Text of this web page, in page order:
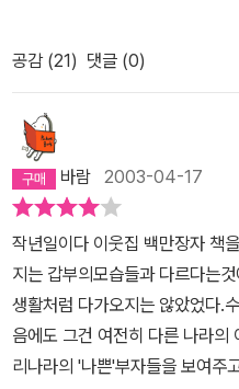
하지 못한다. 나의 땀과 열정!
이다. 재산을 대물림(이부분은
는 일이다. 내 자식들과 주위의
는것을 가르쳐 주는것이 부자
는 마지막이 행복한 부자가 될
이 될지는 모르지만, 첨언하는
된 부자가 진정한 부자이다.
아이들은 상종도 안하는 대목에
분노감이 조금 들었다. 이책을 읽으면서 부자들은 돈을 해외에 쏟아
붇고 있다는 것을 강하게 느꼈다
최대한 아끼려고 하면서도, 해외
은 품질을 높이기 위한 것이라면
진 아니더라도 서슴없이 사는 듯
물건을 조금 비싸게 사게 된다면
건 아끼면서 해외에는 마구 돈을
군림한다는 것도 충격적이다. 지
기 위한 것이었다니... 앞으로는
이 들었다. 이책의 머릿말에서 나왔듯이, 부자들의 생활이 모두 나쁘
지는 않더라도 역시 난 부자에대
공감 (21) 댓글 (0)
바람 2003-04-17
작년일이다 이웃집 백만장자 책
지는 갑부의모습들과 다르다는
생활처럼 다가오지는 않았었다.
음에도 그건 여전히 다른 나라의
리나라의 '나쁜'부자들을 보여주